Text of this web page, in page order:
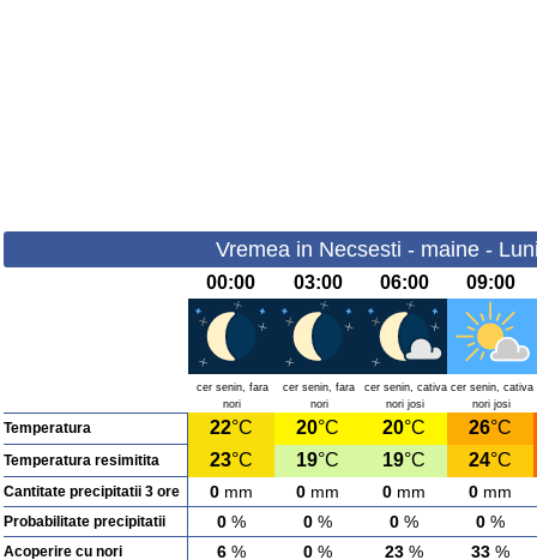
Vremea in Necsesti - maine -
00:00 03:00 06:00 09:00
cer senin, fara
nori
cer senin, fara
nori
cer senin, cativa
nori josi
cer senin, cativa
nori josi
Temperatura 22°C 20°C 20°C 26°C
Temperatura resimitita 23°C 19°C 19°C 24°C
Cantitate precipitatii 3 ore 0 mm 0 mm 0 mm 0 mm
Probabilitate precipitatii 0 % 0 % 0 % 0 %
Acoperire cu nori 6 % 0 % 23 % 33 %